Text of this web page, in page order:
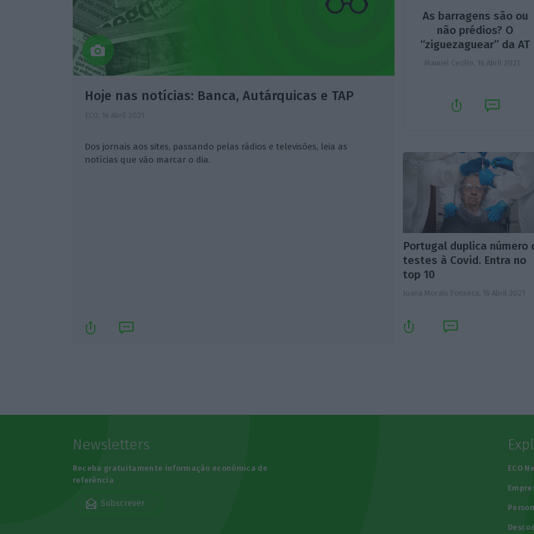
Hoje nas notícias: Banca, Autárquicas e TAP
ECO, 16 Abril 2021
Dos jornais aos sites, passando pelas rádios e televisões, leia as
notícias que vão marcar o dia.
As barragens são ou
não prédios? O
“ziguezaguear” da AT
Manuel Cecilio, 16 Abril 2021
Portugal duplica número
testes à Covid. Entra no
top 10
Joana Morais Fonseca, 16 Abril 2021
Newsletters
Receba gratuitamente informação económica de
referência
Subscrever
ECO